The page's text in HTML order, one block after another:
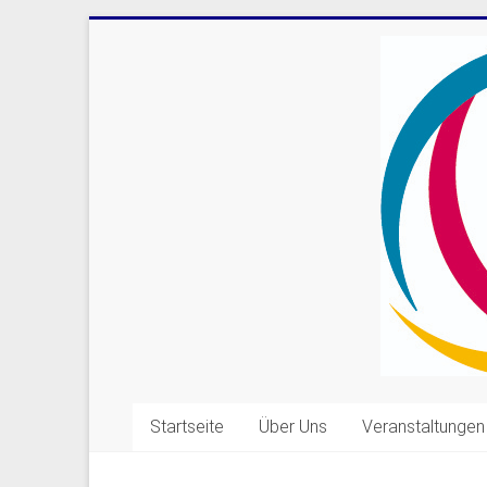
Kulturkreis
Salach
Startseite Über Uns Veranstaltungen